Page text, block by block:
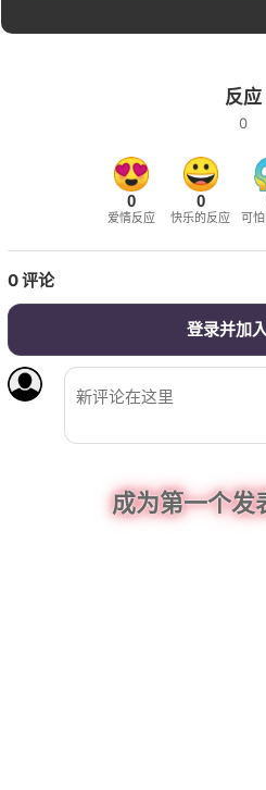
反应
0
0
爱情反应
0
快乐的反应 可
0评论
登录并加
成为第一个发